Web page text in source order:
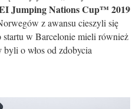
Jumping Nations Cup™ 2019
z awansu cieszyli się
startu w Barcelonie mieli również
byli o włos od zdobycia